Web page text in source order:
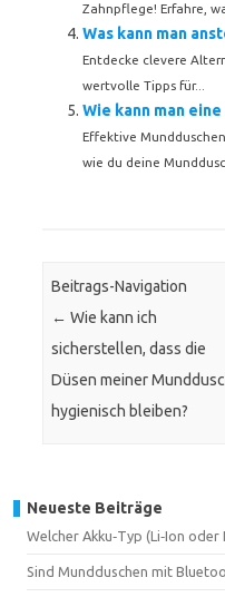
Zahnpflege! Erfahre,
Was kann man
Entdecke clevere
wertvolle Tipps für...
Wie kann man
Effektive
wie du deine
Beitrags-Navigation
← Wie kann ich
sicherstellen, dass die
Düsen meiner
hygienisch bleiben?
Neueste Beiträge
Welcher Akku‑Typ (Li‑Ion
Sind Mundduschen mit